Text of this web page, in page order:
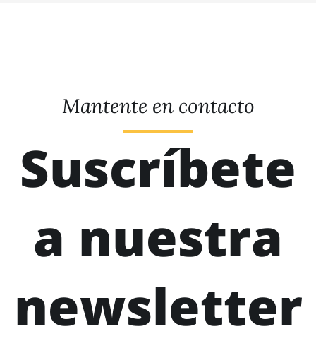
Mantente en contacto
Suscríbete
a nuestra
newsletter